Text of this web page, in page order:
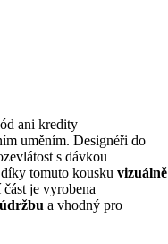
ani kredity
uměním. Designéři do
s dávkou
tomuto kousku vizuálně
je vyrobena
a vhodný pro